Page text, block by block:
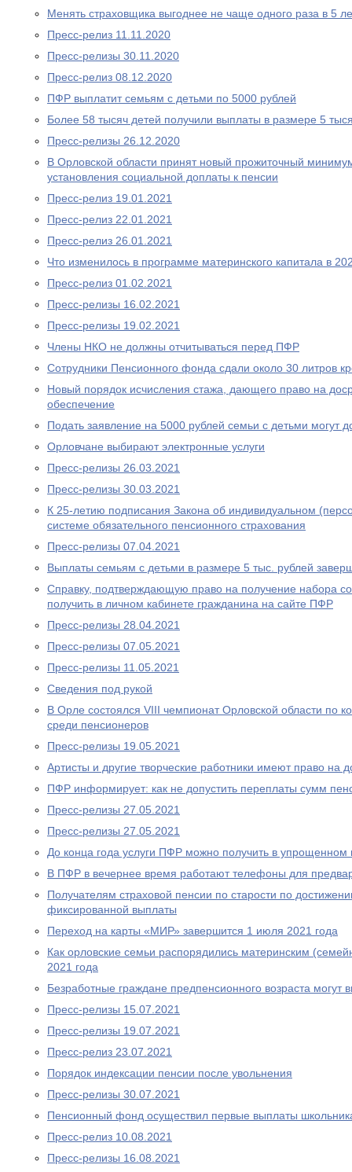
Менять страховщика выгоднее не чаще одного раза в 5
Пресс-релиз 11.11.2020
Пресс-релизы 30.11.2020
Пресс-релиз 08.12.2020
ПФР выплатит семьям с детьми по 5000 рублей
Более 58 тысяч детей получили выплаты в размере 5
Пресс-релизы 26.12.2020
В Орловской области принят новый прожиточный
установления социальной доплаты к пенсии
Пресс-релиз 19.01.2021
Пресс-релиз 22.01.2021
Пресс-релиз 26.01.2021
Что изменилось в программе материнского капитала в
Пресс-релиз 01.02.2021
Пресс-релизы 16.02.2021
Пресс-релизы 19.02.2021
Члены НКО не должны отчитываться перед ПФР
Сотрудники Пенсионного фонда сдали около 30 литров
Новый порядок исчисления стажа, дающего право на
обеспечение
Подать заявление на 5000 рублей семьи с детьми могут
Орловчане выбирают электронные услуги
Пресс-релизы 26.03.2021
Пресс-релизы 30.03.2021
К 25-летию подписания Закона об индивидуальном
системе обязательного пенсионного страхования
Пресс-релизы 07.04.2021
Выплаты семьям с детьми в размере 5 тыс. рублей
Справку, подтверждающую право на получение набора
получить в личном кабинете гражданина на сайте ПФР
Пресс-релизы 28.04.2021
Пресс-релизы 07.05.2021
Пресс-релизы 11.05.2021
Сведения под рукой
В Орле состоялся VIII чемпионат Орловской области по
среди пенсионеров
Пресс-релизы 19.05.2021
Артисты и другие творческие работники имеют право на
ПФР информирует: как не допустить переплаты сумм
Пресс-релизы 27.05.2021
Пресс-релизы 27.05.2021
До конца года услуги ПФР можно получить в упрощенном
В ПФР в вечернее время работают телефоны для
Получателям страховой пенсии по старости по
фиксированной выплаты
Переход на карты «МИР» завершится 1 июля 2021 года
Как орловские семьи распорядились материнским
2021 года
Безработные граждане предпенсионного возраста
Пресс-релизы 15.07.2021
Пресс-релизы 19.07.2021
Пресс-релиз 23.07.2021
Порядок индексации пенсии после увольнения
Пресс-релизы 30.07.2021
Пенсионный фонд осуществил первые выплаты
Пресс-релиз 10.08.2021
Пресс-релизы 16.08.2021